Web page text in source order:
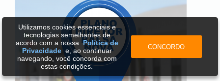
Utilizamos cookies essenciais e
tecnologias semelhantes de
acordo com a nossaPolítica de
Privacidadee, ao continuar
navegando, você concorda com
estas condições.
CONCORDO